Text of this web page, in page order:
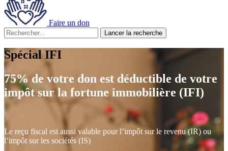
Faire un don
Lancer la recherche
Spécial IFI
75% de votre don est déductible de votre
impôt sur la fortune immobilière (IFI)
Le reçu fiscal est aussi valable pour l’impôt sur le revenu (IR) ou
l’impôt sur les sociétés (IS)